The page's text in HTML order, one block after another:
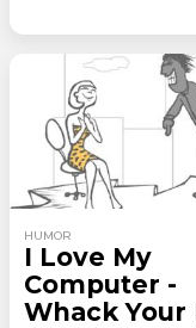
HUMOR
I Love My
Computer -
Whack Your